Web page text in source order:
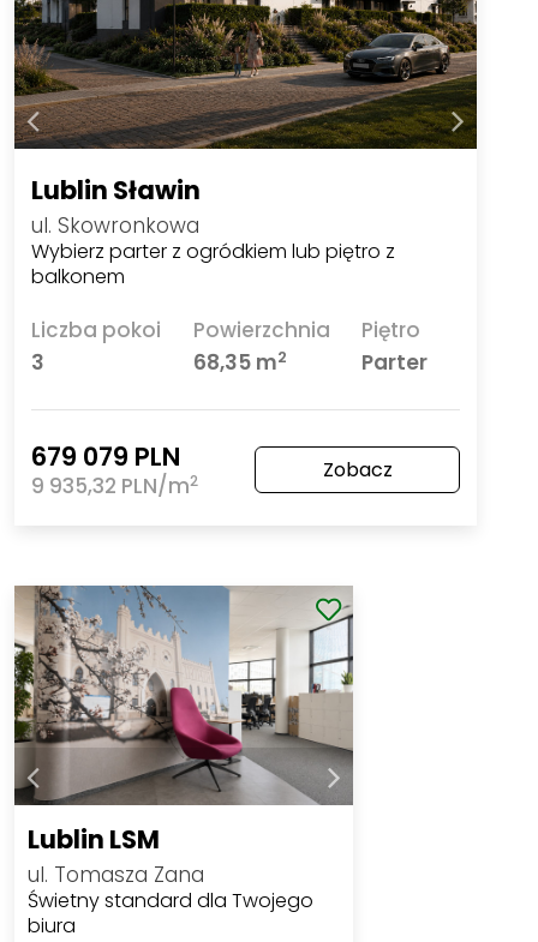
Lublin Sławin
ul. Skowronkowa
Wybierz parter z ogródkiem lub piętro z
balkonem
Liczba pokoi
3
Powierzchnia
68,35 m2
Piętro
Parter
679 079 PLN
9 935,32 PLN/m2 Zobacz
Lublin LSM
ul. Tomasza Zana
Świetny standard dla Twojego
biura